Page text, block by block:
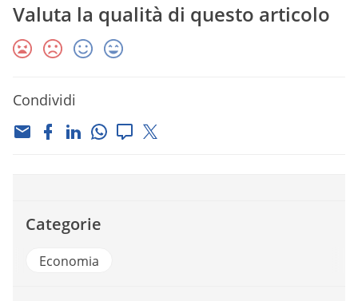
Valuta la qualità di questo articolo
Condividi
Categorie
Economia